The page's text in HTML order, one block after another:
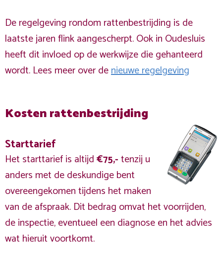
De regelgeving rondom rattenbestrijding is de
laatste jaren flink aangescherpt. Ook in Oudesluis
heeft dit invloed op de werkwijze die gehanteerd
wordt. Lees meer over denieuwe regelgeving
Kosten rattenbestrijding
Starttarief
Het starttarief is altijd€75,-tenzij u
anders met de deskundige bent
overeengekomen tijdens het maken
van de afspraak. Dit bedrag omvat het voorrijden,
de inspectie, eventueel een diagnose en het advies
wat hieruit voortkomt.